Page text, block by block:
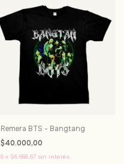
Remera BTS - Bangtang
$40.000,00
6 x $6.666,67 sin interés